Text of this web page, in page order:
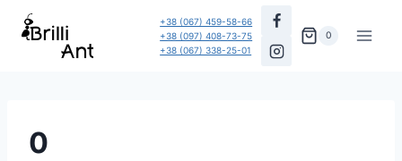
Перейти
+38 (067) 459-58-66
+38 (097) 408-73-75
+38 (067) 338-25-01
0
0